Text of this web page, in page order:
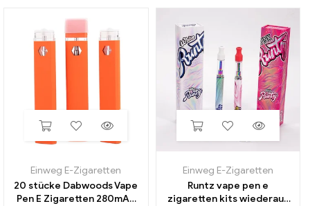
Einweg E-Zigaretten
20 stücke Dabwoods Vape
Pen E Zigaretten 280mAh
Einweg E-Zigaretten
Runtz vape pen e
zigaretten kits wiederauf